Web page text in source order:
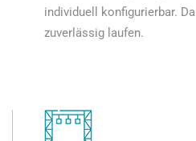
individuell konfigurierbar.
zuverlässig laufen.